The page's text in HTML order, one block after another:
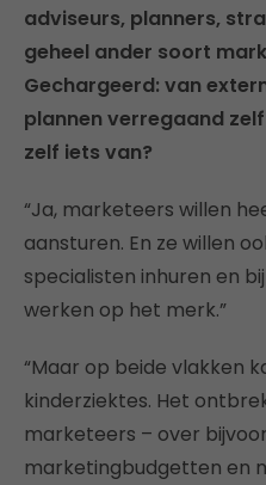
adviseurs, planners,
geheel ander soort
Gechargeerd: van
plannen verregaand
zelf iets van?
“Ja, marketeers willen
aansturen. En ze willen
specialisten inhuren en
werken op het merk.”
“Maar op beide vlakken
kinderziektes. Het
marketeers – over
marketingbudgetten en